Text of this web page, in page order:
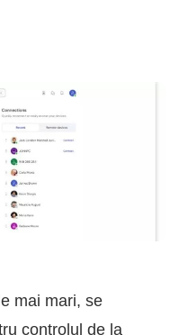
mai mari, se
controlul de la